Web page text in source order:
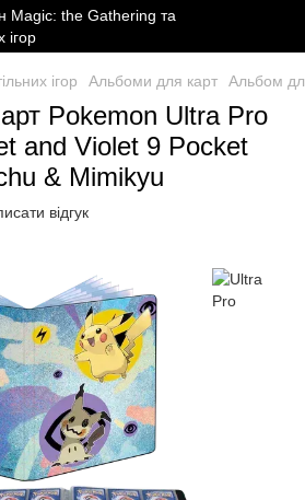
ігор Альбоми для карт Альбом
Pokemon Ultra Pro
and Violet 9 Pocket
& Mimikyu
відгук